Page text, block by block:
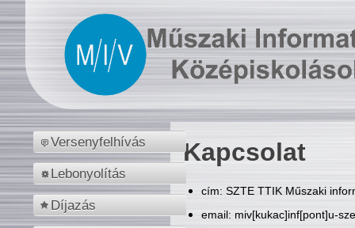
Versenyfelhívás
Lebonyolítás
Díjazás
Kapcsolat
cím: SZTE TTIK Műszaki
email: miv[kukac]inf[pont]u-